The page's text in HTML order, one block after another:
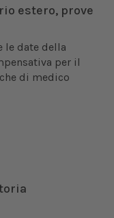
estero, prove
le date della
per il
di medico